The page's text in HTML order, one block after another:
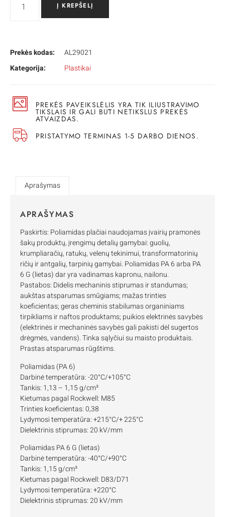
Į KREPŠELĮ
Prekės kodas:
AL29021
Kategorija:
Plastikai
PREKĖS PAVEIKSLĖLIS YRA TIK ILIUSTRAVIMO
TIKSLAIS IR GALI BŪTI NETIKSLUS PREKĖS
ATVAIZDAS.
PRISTATYMO TERMINAS 1-5 DARBO DIENOS.
Aprašymas
APRAŠYMAS
Paskirtis: Poliamidas plačiai naudojamas įvairių pramonės
šakų produktų, įrengimų detalių gamybai: guolių,
krumpliaračių, ratukų, velenų tekinimui, transformatorinių
ričių ir antgalių, tarpinių gamybai. Poliamidas PA 6 arba PA
6 G (lietas) dar yra vadinamas kapronu, nailonu.
Pastabos: Didelis mechaninis stiprumas ir standumas;
aukštas atsparumas smūgiams; mažas trinties
koeficientas; geras cheminis stabilumas organiniams
tirpikliams ir naftos produktams; puikios elektrinės savybės
(elektrinės ir mechaninės savybės gali pakisti dėl sugertos
drėgmės, vandens). Tinka sąlyčiui su maisto produktais.
Prastas atsparumas rūgštims.
Poliamidas (PA 6)
Darbinė temperatūra: -20°C/+105°C
Tankis: 1,13 – 1,15 g/cm³
Kietumas pagal Rockwell: M85
Trinties koeficientas: 0,38
Lydymosi temperatūra: +215°C/+ 225°C
Dielektrinis stiprumas: 20 kV/mm
Poliamidas PA 6 G (lietas)
Darbinė temperatūra: -40°C/+90°C
Tankis: 1,15 g/cm³
Kietumas pagal Rockwell: D83/D71
Lydymosi temperatūra: +220°C
Dielektrinis stiprumas: 20 kV/mm